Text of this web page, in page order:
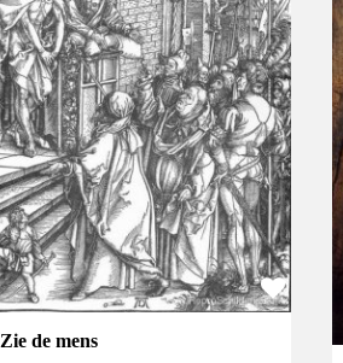
Zie de mens